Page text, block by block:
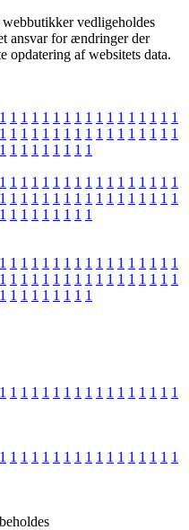
vedligeholdes
ansvar for ændringer der
opdatering af websitets data.
1 1 1 1 1 1 1 1 1 1 1 1 1 1 1 1 1
1 1 1 1 1 1 1 1 1 1 1 1 1 1 1 1 1
1 1 1 1 1 1 1 1 1
1 1 1 1 1 1 1 1 1 1 1 1 1 1 1 1 1
1 1 1 1 1 1 1 1 1 1 1 1 1 1 1 1 1
1 1 1 1 1 1 1 1 1
1 1 1 1 1 1 1 1 1 1 1 1 1 1 1 1 1
1 1 1 1 1 1 1 1 1 1 1 1 1 1 1 1 1
1 1 1 1 1 1 1 1 1
1 1 1 1 1 1 1 1 1 1 1 1 1 1 1 1 1
1 1 1 1 1 1 1 1 1 1 1 1 1 1 1 1 1